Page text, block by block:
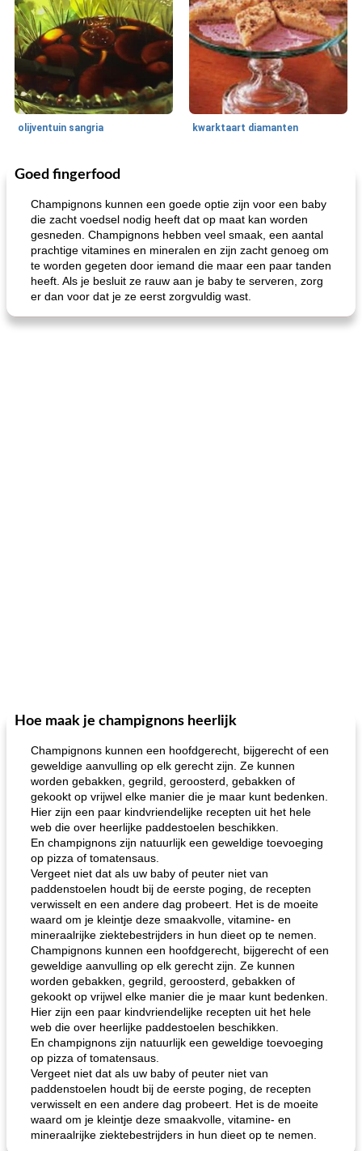
olijventuin sangria kwarktaart diamanten
Feestdagen en evenementen
de jamcake van Georgië tennessee blauwe kaasperen kip
Goed fingerfood
Champignons kunnen een goede optie zijn voor een baby
die zacht voedsel nodig heeft dat op maat kan worden
gesneden. Champignons hebben veel smaak, een aantal
prachtige vitamines en mineralen en zijn zacht genoeg om
te worden gegeten door iemand die maar een paar tanden
heeft. Als je besluit ze rauw aan je baby te serveren, zorg
er dan voor dat je ze eerst zorgvuldig wast.
Hoe maak je champignons heerlijk
Champignons kunnen een hoofdgerecht, bijgerecht of een
geweldige aanvulling op elk gerecht zijn. Ze kunnen
worden gebakken, gegrild, geroosterd, gebakken of
gekookt op vrijwel elke manier die je maar kunt bedenken.
Hier zijn een paar kindvriendelijke recepten uit het hele
web die over heerlijke paddestoelen beschikken.
En champignons zijn natuurlijk een geweldige toevoeging
op pizza of tomatensaus.
Vergeet niet dat als uw baby of peuter niet van
paddenstoelen houdt bij de eerste poging, de recepten
verwisselt en een andere dag probeert. Het is de moeite
waard om je kleintje deze smaakvolle, vitamine- en
mineraalrijke ziektebestrijders in hun dieet op te nemen.
Champignons kunnen een hoofdgerecht, bijgerecht of een
geweldige aanvulling op elk gerecht zijn. Ze kunnen
worden gebakken, gegrild, geroosterd, gebakken of
gekookt op vrijwel elke manier die je maar kunt bedenken.
Hier zijn een paar kindvriendelijke recepten uit het hele
web die over heerlijke paddestoelen beschikken.
En champignons zijn natuurlijk een geweldige toevoeging
op pizza of tomatensaus.
Vergeet niet dat als uw baby of peuter niet van
paddenstoelen houdt bij de eerste poging, de recepten
verwisselt en een andere dag probeert. Het is de moeite
waard om je kleintje deze smaakvolle, vitamine- en
mineraalrijke ziektebestrijders in hun dieet op te nemen.